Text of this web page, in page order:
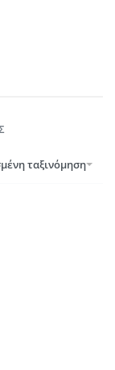
ταξινόμηση